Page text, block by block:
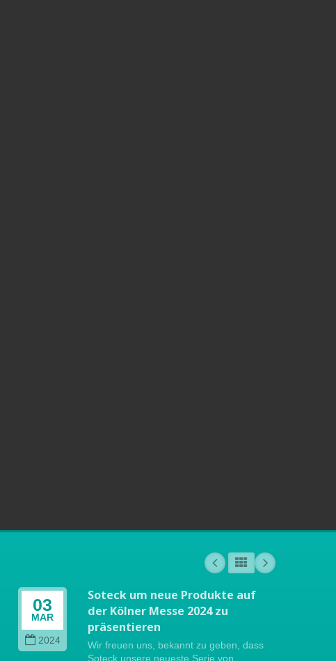
03
MAR
2024
Soteck um neue Produkte auf
der Kölner Messe 2024 zu
präsentieren
Wir freuen uns, bekannt zu geben, dass
Soteck unsere neueste Serie von